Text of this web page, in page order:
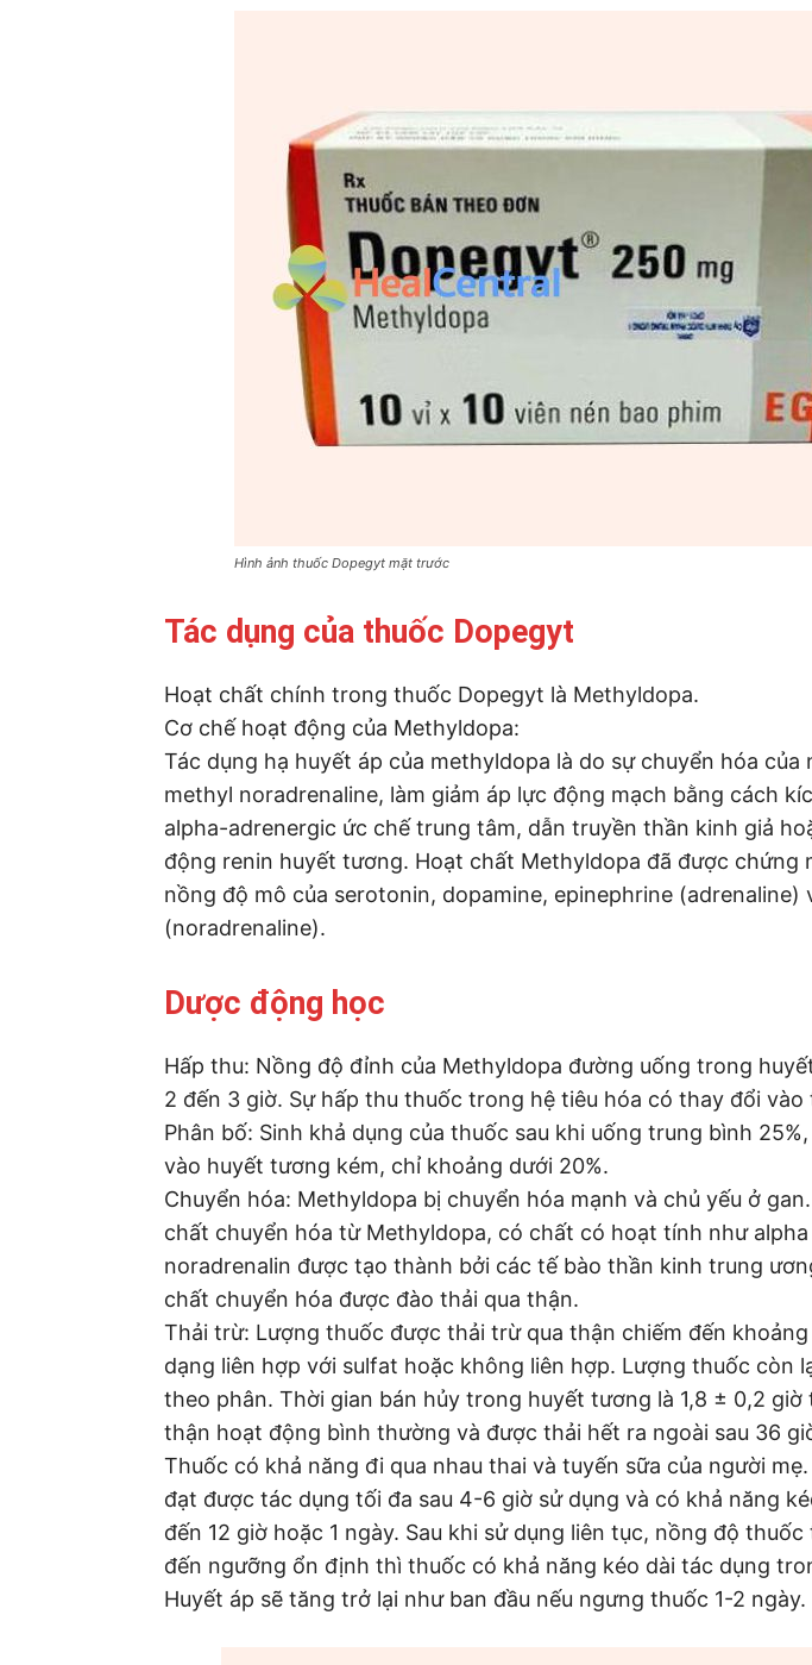
Hình ảnh thuốc Dopegyt mặt trước
Tác dụng của thuốc Dopegyt
Hoạt chất chính trong thuốc Dopegyt là Methyldopa.
Cơ chế hoạt động của Methyldopa:
Tác dụng hạ huyết áp của methyldopa là do sự chuyển hóa của
methyl noradrenaline, làm giảm áp lực động mạch bằng cách
alpha-adrenergic ức chế trung tâm, dẫn truyền thần kinh giả
động renin huyết tương. Hoạt chất Methyldopa đã được chứng
nồng độ mô của serotonin, dopamine, epinephrine (adrenaline)
(noradrenaline).
Dược động học
Hấp thu: Nồng độ đỉnh của Methyldopa đường uống trong
2 đến 3 giờ. Sự hấp thu thuốc trong hệ tiêu hóa có thay đổi
Phân bố: Sinh khả dụng của thuốc sau khi uống trung bình
vào huyết tương kém, chỉ khoảng dưới 20%.
Chuyển hóa: Methyldopa bị chuyển hóa mạnh và chủ yếu ở
chất chuyển hóa từ Methyldopa, có chất có hoạt tính như
noradrenalin được tạo thành bởi các tế bào thần kinh trung
chất chuyển hóa được đào thải qua thận.
Thải trừ: Lượng thuốc được thải trừ qua thận chiếm đến khoảng
dạng liên hợp với sulfat hoặc không liên hợp. Lượng thuốc còn
theo phân. Thời gian bán hủy trong huyết tương là 1,8 ± 0,2 giờ
thận hoạt động bình thường và được thải hết ra ngoài sau 36
Thuốc có khả năng đi qua nhau thai và tuyến sữa của người
đạt được tác dụng tối đa sau 4-6 giờ sử dụng và có khả năng
đến 12 giờ hoặc 1 ngày. Sau khi sử dụng liên tục, nồng độ
đến ngưỡng ổn định thì thuốc có khả năng kéo dài tác dụng
Huyết áp sẽ tăng trở lại như ban đầu nếu ngưng thuốc 1-2 ngày.